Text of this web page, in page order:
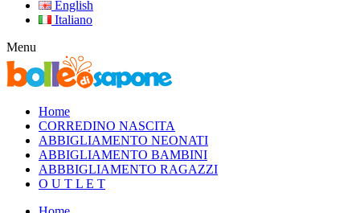
English
Italiano
Menu
Home
CORREDINO NASCITA
ABBIGLIAMENTO NEONATI
ABBIGLIAMENTO BAMBINI
ABBBIGLIAMENTO RAGAZZI
O U T L E T